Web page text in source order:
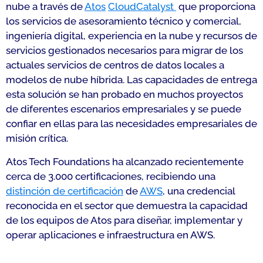
nube a través deAtos CloudCatalyst que proporciona
los servicios de asesoramiento técnico y comercial,
ingeniería digital, experiencia en la nube y recursos de
servicios gestionados necesarios para migrar de los
actuales servicios de centros de datos locales a
modelos de nube híbrida. Las capacidades de entrega
esta solución se han probado en muchos proyectos
de diferentes escenarios empresariales y se puede
confiar en ellas para las necesidades empresariales de
misión crítica.
Atos Tech Foundations ha alcanzado recientemente
cerca de 3.000 certificaciones, recibiendo una
distinción de certificación deAWS, una credencial
reconocida en el sector que demuestra la capacidad
de los equipos de Atos para diseñar, implementar y
operar aplicaciones e infraestructura en AWS.